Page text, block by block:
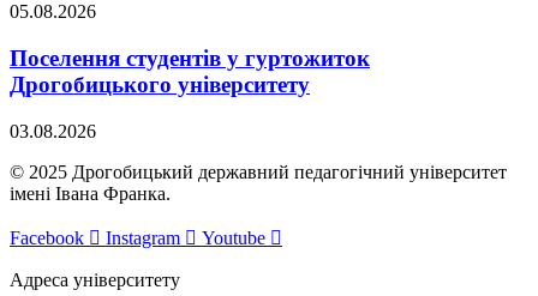
05.08.2026
Поселення студентів у гуртожиток
Дрогобицького університету
03.08.2026
© 2025 Дрогобицький державний педагогічний університет
імені Івана Франка.
Facebook Instagram Youtube
Адреса університету